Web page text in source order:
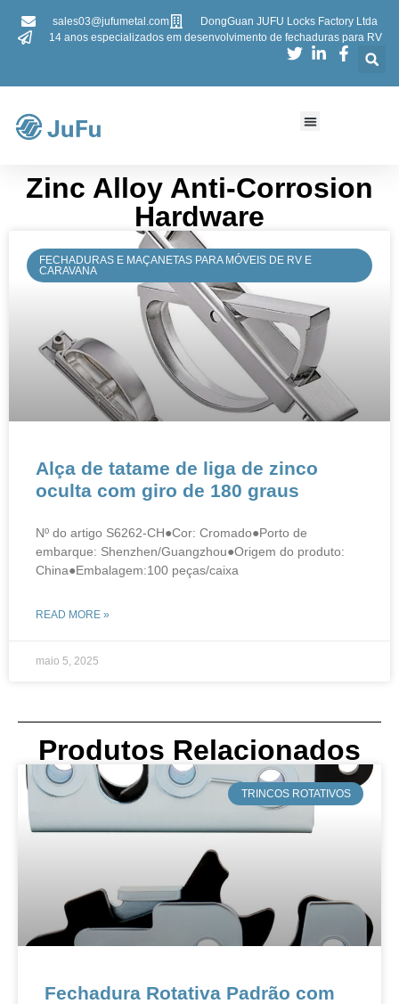
sales03@jufumetal.com
DongGuan JUFU Locks Factory Ltda
14 anos especializados em desenvolvimento de fechaduras para RV
Zinc Alloy Anti-Corrosion
Hardware​​
FECHADURAS E MAÇANETAS PARA MÓVEIS DE RV E
CARAVANA
​​​​Alça de tatame de liga de zinco
oculta com giro de 180 graus
Nº do artigo S6262-CH●Cor: Cromado●Porto de
embarque: Shenzhen/Guangzhou●Origem do produto:
China●Embalagem:100 peças/caixa
READ MORE »
maio 5, 2025
Produtos Relacionados
​TRINCOS ROTATIVOS
​​​​Fechadura Rotativa Padrão com